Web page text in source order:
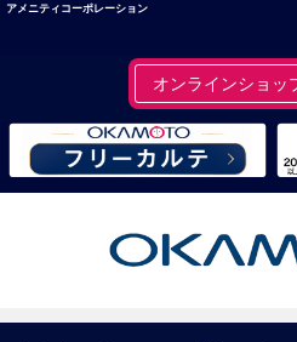
アメニティコーポレーション
オンラインショ